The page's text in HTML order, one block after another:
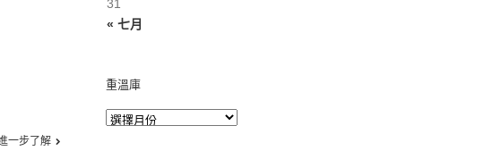
一步了解
« 七月
31
重溫庫